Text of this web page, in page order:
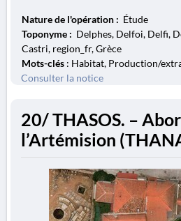
Nature de l'opération : Étude
Toponyme : Delphes, Delfoi, Delfi,
Castri, region_fr, Grèce
Mots-clés : Habitat, Production/
Consulter la notice
20/ THASOS. –
l’Artémision